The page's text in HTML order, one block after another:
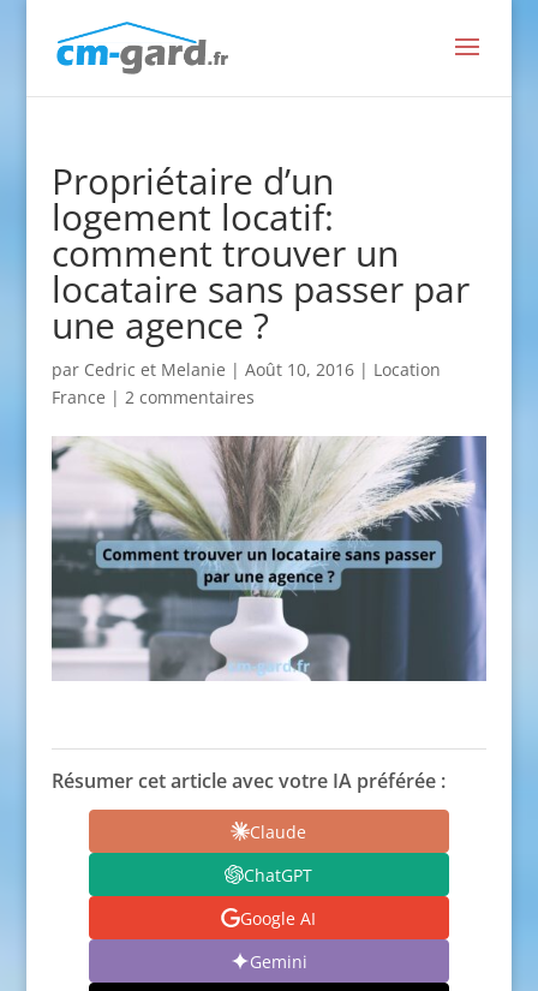
Propriétaire d’un
logement locatif:
comment trouver un
locataire sans passer par
une agence ?
par Cedric et Melanie | Août 10, 2016| Location
France | 2 commentaires
Résumer cet article avec votre IA préférée :
Claude
ChatGPT
Google AI
Gemini